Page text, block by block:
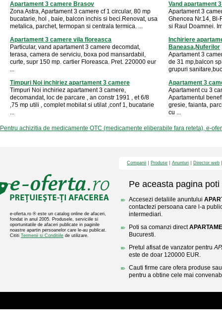
Apartament 3 camere Brasov
Zona Astra, Apartament 3 camere cf 1 circular, 80 mp
bucatarie, hol , baie, balcon inchis si beci.Renovat, usa
metalica, parchet, termopan si centrala termica. ...
Vand apartament
Apartament 3
Ghencea Nr.14, Bl-
si Raul Doamnei.
Apartament 3 camere vila floreasca
Particular, vand apartament 3 camere decomdat,
terasa, camera de serviciu, boxa pod mansardabil,
curte, supr 150 mp. cartier Floreasca. Pret. 220000 eur
...
Inchiriere
Baneasa,Nuferilor
Apartament 3
de 31 mp,balcon
grupuri
Timpuri Noi inchiriez apartament 3 camere
Timpuri Noi inchiriez apartament 3 camere,
decomandat, loc de parcare , an constr 1991 , et 6/8
,75 mp utili , complet mobilat si utilat ,conf 1, bucatarie
...
Apartament 3
Apartament cu 3
Apartamentul
gresie, faianta,
cu ...
Pentru achizitia de medicamente OTC (medicamente eliberabile fara reteta), e-
e-oferta.ro ® este un catalog online de afaceri,
fondat in anul 2005. Produsele, serviciile si
oportunitatile de afaceri publicate in paginile
noastre apartin persoanelor care le-au publicat.
Cititi Termenii si Conditiile de utilizare.
Companii Produse Anunturi Director web
Pe aceasta pagina poti
Accesezi detaliile anuntului
contactezi persoana care l-a
intermediari.
Poti sa comanzi direct
Bucuresti.
Pretul afisat de vanzator pentru
este de doar 120000 EUR.
Cauti firme care ofera produse
pentru a obtine cele mai